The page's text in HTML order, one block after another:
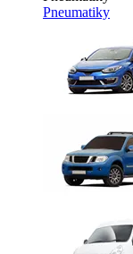
Pneumatiky